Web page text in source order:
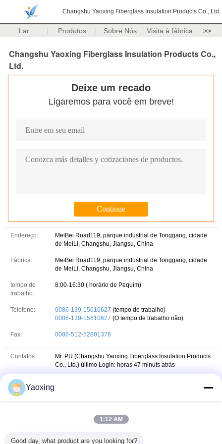
Changshu Yaoxing Fiberglass Insulation Products Co., Ltd.
Lar Produtos Sobre Nós Visita à fábrica >>
Changshu Yaoxing Fiberglass Insulation Products Co.,
Ltd.
Deixe um recado
Ligaremos para você em breve!
Endereço:
MeiBei Road119, parque industrial de Tonggang, cidade
de MeiLi, Changshu, Jiangsu, China
Fábrica:
MeiBei Road119, parque industrial de Tonggang, cidade
de MeiLi, Changshu, Jiangsu, China
tempo de
trabalho:
8:00-16:30 ( horário de Pequim)
Telefone: 0086-139-15610627 (tempo de trabalho)
0086-139-15610627 (O tempo de trabalho não)
Fax: 0086-512-52801378
Contatos :
Mr. PU (Changshu Yaoxing Fiberglass Insulation Products
Co., Ltd.) último Login: horas 47 minuts atrás
Cargo :
Telefone :
+8613915610627 Whatsapp
Yaoxing
1:12 AM
Good day, what product are you looking for?